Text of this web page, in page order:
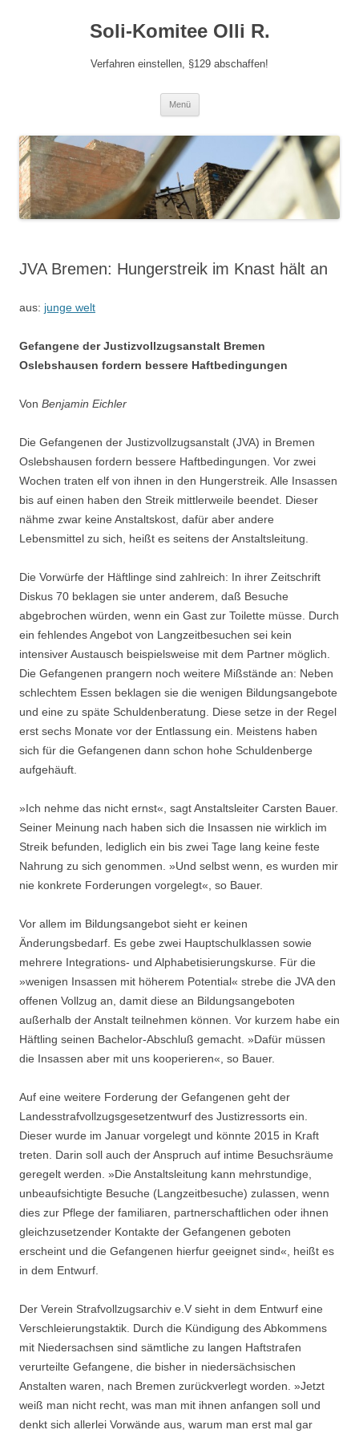
Soli-Komitee Olli R.
Verfahren einstellen, §129 abschaffen!
Menü
JVA Bremen: Hungerstreik im Knast hält an
aus: junge welt
Gefangene der Justizvollzugsanstalt Bremen
Oslebshausen fordern bessere Haftbedingungen
Von Benjamin Eichler
Die Gefangenen der Justizvollzugsanstalt (JVA) in Bremen
Oslebshausen fordern bessere Haftbedingungen. Vor zwei
Wochen traten elf von ihnen in den Hungerstreik. Alle Insassen
bis auf einen haben den Streik mittlerweile beendet. Dieser
nähme zwar keine Anstaltskost, dafür aber andere
Lebensmittel zu sich, heißt es seitens der Anstaltsleitung.
Die Vorwürfe der Häftlinge sind zahlreich: In ihrer Zeitschrift
Diskus 70 beklagen sie unter anderem, daß Besuche
abgebrochen würden, wenn ein Gast zur Toilette müsse. Durch
ein fehlendes Angebot von Langzeitbesuchen sei kein
intensiver Austausch beispielsweise mit dem Partner möglich.
Die Gefangenen prangern noch weitere Mißstände an: Neben
schlechtem Essen beklagen sie die wenigen Bildungsangebote
und eine zu späte Schuldenberatung. Diese setze in der Regel
erst sechs Monate vor der Entlassung ein. Meistens haben
sich für die Gefangenen dann schon hohe Schuldenberge
aufgehäuft.
»Ich nehme das nicht ernst«, sagt Anstaltsleiter Carsten Bauer.
Seiner Meinung nach haben sich die Insassen nie wirklich im
Streik befunden, lediglich ein bis zwei Tage lang keine feste
Nahrung zu sich genommen. »Und selbst wenn, es wurden mir
nie konkrete Forderungen vorgelegt«, so Bauer.
Vor allem im Bildungsangebot sieht er keinen
Änderungsbedarf. Es gebe zwei Hauptschulklassen sowie
mehrere Integrations- und Alphabetisierungskurse. Für die
»wenigen Insassen mit höherem Potential« strebe die JVA den
offenen Vollzug an, damit diese an Bildungsangeboten
außerhalb der Anstalt teilnehmen können. Vor kurzem habe ein
Häftling seinen Bachelor-Abschluß gemacht. »Dafür müssen
die Insassen aber mit uns kooperieren«, so Bauer.
Auf eine weitere Forderung der Gefangenen geht der
Landesstrafvollzugsgesetzentwurf des Justizressorts ein.
Dieser wurde im Januar vorgelegt und könnte 2015 in Kraft
treten. Darin soll auch der Anspruch auf intime Besuchsräume
geregelt werden. »Die Anstaltsleitung kann mehrstundige,
unbeaufsichtigte Besuche (Langzeitbesuche) zulassen, wenn
dies zur Pflege der familiaren, partnerschaftlichen oder ihnen
gleichzusetzender Kontakte der Gefangenen geboten
erscheint und die Gefangenen hierfur geeignet sind«, heißt es
in dem Entwurf.
Der Verein Strafvollzugsarchiv e.V sieht in dem Entwurf eine
Verschleierungstaktik. Durch die Kündigung des Abkommens
mit Niedersachsen sind sämtliche zu langen Haftstrafen
verurteilte Gefangene, die bisher in niedersächsischen
Anstalten waren, nach Bremen zurückverlegt worden. »Jetzt
weiß man nicht recht, was man mit ihnen anfangen soll und
denkt sich allerlei Vorwände aus, warum man erst mal gar